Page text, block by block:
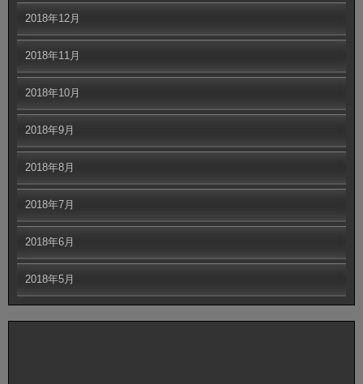
2018年12月
2018年11月
2018年10月
2018年9月
2018年8月
2018年7月
2018年6月
2018年5月